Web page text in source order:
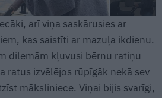
arī viņa saskārusies ar
kas saistīti ar mazuļa ikdienu.
dilemām kļuvusi bērnu ratiņu
ratus izvēlējos rūpīgāk nekā sev
māksliniece. Viņai bijis svarīgi,